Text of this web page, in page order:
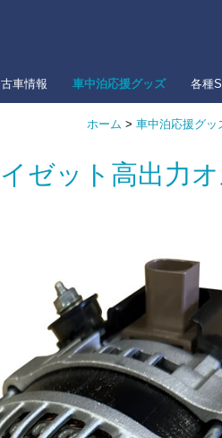
車情報 車中泊応援グッズ 各種
ホーム >車中泊応援グッ
ゼット高出力